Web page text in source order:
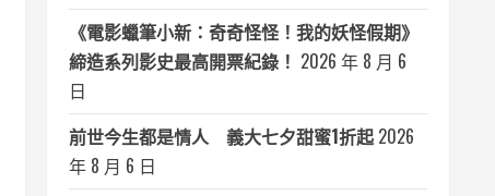
《電影蠟筆小新：奇奇怪怪！我的妖怪假期》
締造系列影史最高開票紀錄！ 2026 年 8 月 6
日
前世今生都是情人 義大七夕甜蜜1折起 2026
年 8 月 6 日